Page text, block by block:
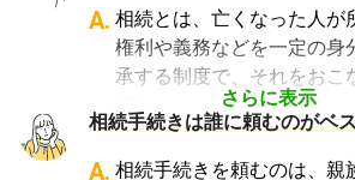
っている行政書士に相続
も、期待した結果は得られ
また税理士であれば、相続
科目でないことから資格試
ていない人にとっては専門
よって、相続手続きを専
さらに表示
A. 相続とは、亡くなった人が
権利や義務などを一定の身
承する制度で、それをおこ
続きといいます。具体的に
借金なども含めた亡くなっ
や子どもなどの相続人に引
相続手続きは誰に頼むのがベ
A. 相続手続きを頼むのは、親